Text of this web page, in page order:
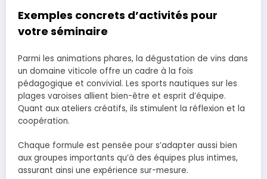
Exemples concrets d’activités pour
votre séminaire
Parmi les animations phares, la dégustation de vins dans
un domaine viticole offre un cadre à la fois
pédagogique et convivial. Les sports nautiques sur les
plages varoises allient bien-être et esprit d’équipe.
Quant aux ateliers créatifs, ils stimulent la réflexion et la
coopération.
Chaque formule est pensée pour s’adapter aussi bien
aux groupes importants qu’à des équipes plus intimes,
assurant ainsi une expérience sur-mesure.